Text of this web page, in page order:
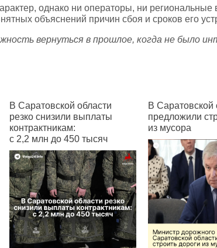
однако ни операторы, ни региональные
объяснений причин сбоя и сроков его
вернуться в прошлое, когда не было
В Саратовской области
предложили строить дороги
из мусора
В